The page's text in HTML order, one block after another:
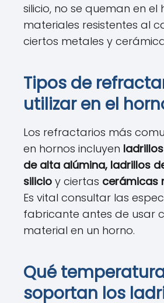
silicio, no se queman en el
materiales resistentes al
ciertos metales y
Tipos de
utilizar en el
Los refractarios más
en hornos incluyen
de alta alúmina, ladrillos
silicio y ciertas cerámicas
Es vital consultar las
fabricante antes de usar
material en un horno.
Qué
soportan los